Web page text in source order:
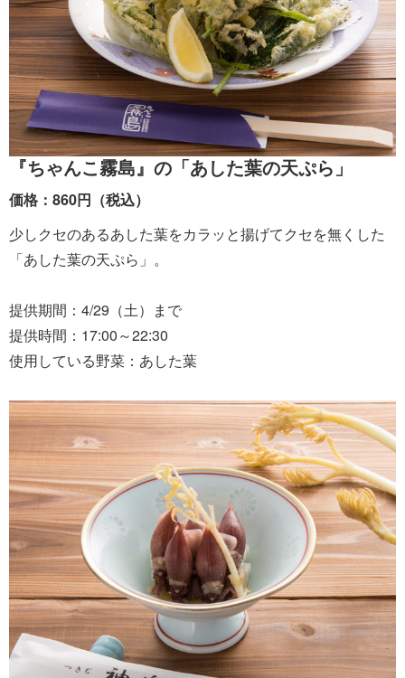
『ちゃんこ霧島』の「あした葉の天ぷら」
価格：860円（税込）
少しクセのあるあした葉をカラッと揚げてクセを無くした
「あした葉の天ぷら」。
提供期間：4/29（土）まで
提供時間：17:00～22:30
使用している野菜：あした葉